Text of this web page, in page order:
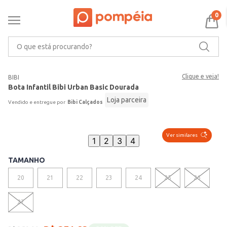
0
BIBI Clique e veja!
Bota Infantil Bibi Urban Basic Dourada
Bibi Calçados Loja parceira
Ver similares
1 2 3 4
TAMANHO
20 21 22 23 24 25 26
27